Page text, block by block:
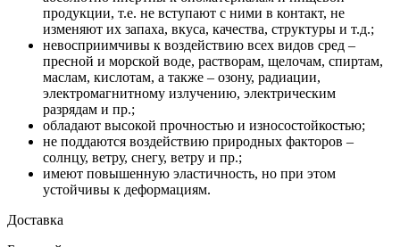
продукции, т.е. не вступают с ними в контакт, не
изменяют их запаха, вкуса, качества, структуры и т.д.;
невосприимчивы к воздействию всех видов сред –
пресной и морской воде, растворам, щелочам, спиртам,
маслам, кислотам, а также – озону, радиации,
электромагнитному излучению, электрическим
разрядам и пр.;
обладают высокой прочностью и износостойкостью;
не поддаются воздействию природных факторов –
солнцу, ветру, снегу, ветру и пр.;
имеют повышенную эластичность, но при этом
устойчивы к деформациям.
Доставка